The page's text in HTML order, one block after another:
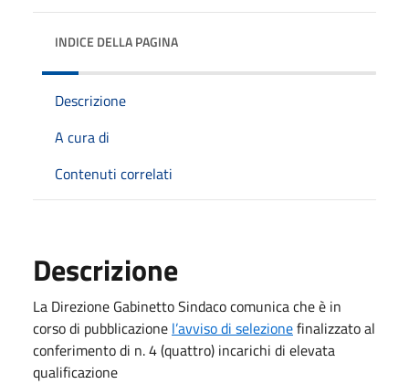
INDICE DELLA PAGINA
Descrizione
A cura di
Contenuti correlati
Descrizione
La Direzione Gabinetto Sindaco comunica che è in
corso di pubblicazione l’avviso di selezionefinalizzato al
conferimento di n. 4 (quattro) incarichi di elevata
qualificazione